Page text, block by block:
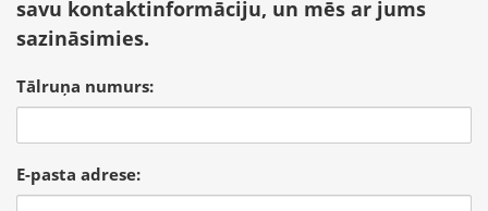
savu kontaktinformāciju, un mēs ar jums
sazināsimies.
Tālruņa numurs:
E-pasta adrese: